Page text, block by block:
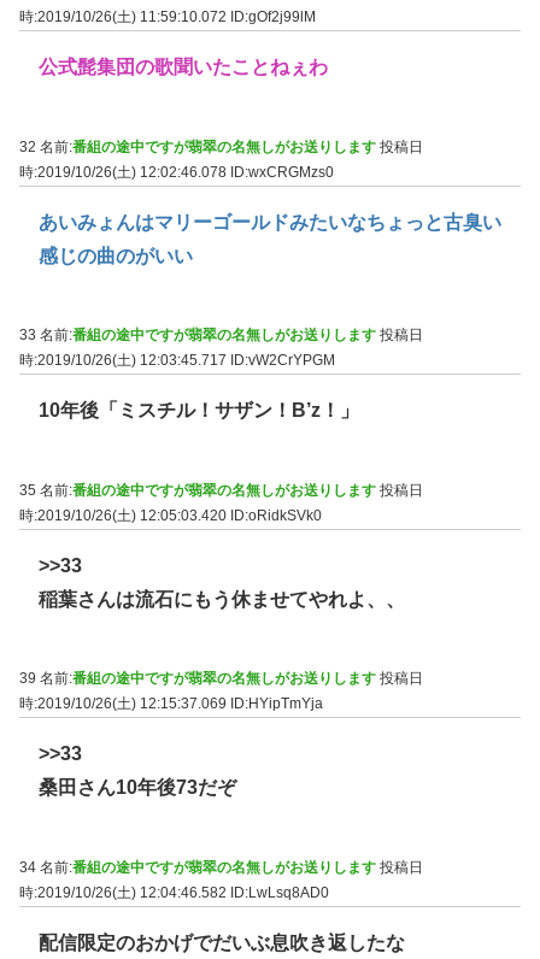
時:2019/10/26(土) 11:59:10.072 ID:gOf2j99lM
公式髭集団の歌聞いたことねぇわ
32 名前:番組の途中ですが翡翠の名無しがお送りします 投稿日
時:2019/10/26(土) 12:02:46.078 ID:wxCRGMzs0
あいみょんはマリーゴールドみたいなちょっと古臭い
感じの曲のがいい
33 名前:番組の途中ですが翡翠の名無しがお送りします 投稿日
時:2019/10/26(土) 12:03:45.717
ID:vW2CrYPGM
10年後「ミスチル！サザン！B’z！」
35 名前:番組の途中ですが翡翠の名無しがお送りします 投稿日
時:2019/10/26(土) 12:05:03.420 ID:oRidkSVk0
>>33
稲葉さんは流石にもう休ませてやれよ、、
39 名前:番組の途中ですが翡翠の名無しがお送りします 投稿日
時:2019/10/26(土) 12:15:37.069
ID:HYipTmYja
>>33
桑田さん10年後73だぞ
34 名前:番組の途中ですが翡翠の名無しがお送りします 投稿日
時:2019/10/26(土) 12:04:46.582
ID:LwLsq8AD0
配信限定のおかげでだいぶ息吹き返したな